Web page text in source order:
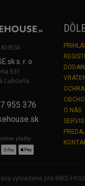
s. r. o.
531
Ľubovňa
955 376
platby
O NÁS
SERVIS
vyhradené pre BIKE-